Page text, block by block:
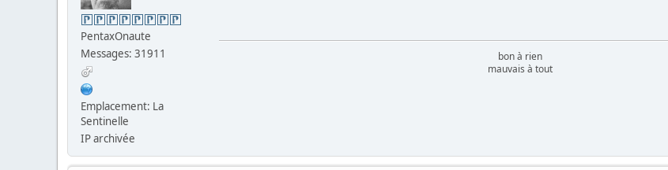
PentaxOnaute
Messages: 31911
Emplacement: La
Sentinelle
IP archivée
bon à rien
mauvais à tout